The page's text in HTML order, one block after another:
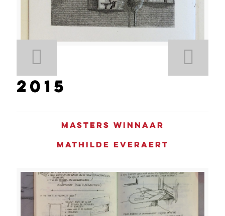
2015
Masters winnaar
Mathilde Everaert